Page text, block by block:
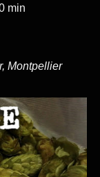
min
Montpellier